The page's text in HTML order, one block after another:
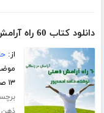
دانلود کتاب 60 راه آرامش ذهنی
از:
۱۳ صفحه